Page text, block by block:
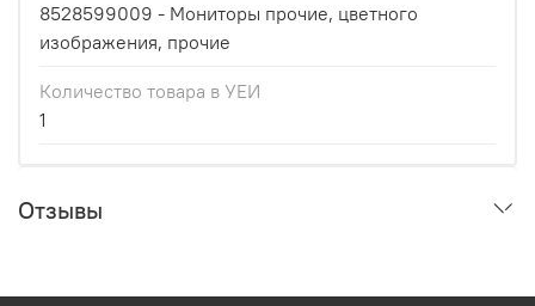
8528599009 - Мониторы прочие, цветного
изображения, прочие
Количество товара в УЕИ
1
Отзывы